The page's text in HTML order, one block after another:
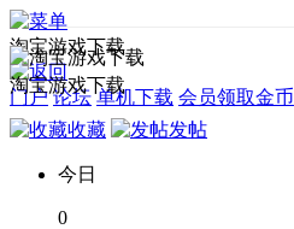
淘宝游戏下载
门户 论坛 单机下载 会员领取金币
淘宝游戏下载
收藏 发帖
今日
0